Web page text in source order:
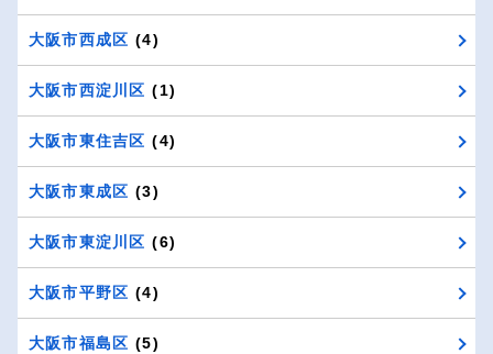
大阪市西成区 (4)
大阪市西淀川区 (1)
大阪市東住吉区 (4)
大阪市東成区 (3)
大阪市東淀川区 (6)
大阪市平野区 (4)
大阪市福島区 (5)